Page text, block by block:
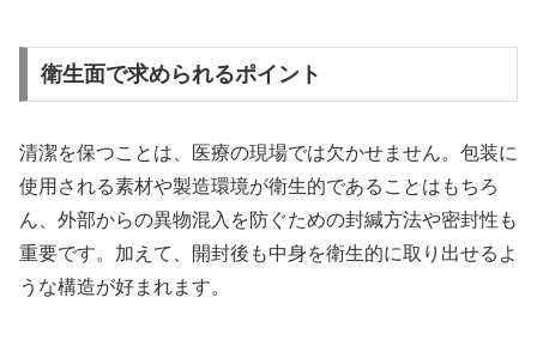
衛生面で求められるポイント
清潔を保つことは、医療の現場では欠かせません。包装に
使用される素材や製造環境が衛生的であることはもちろ
ん、外部からの異物混入を防ぐための封緘方法や密封性も
重要です。加えて、開封後も中身を衛生的に取り出せるよ
うな構造が好まれます。